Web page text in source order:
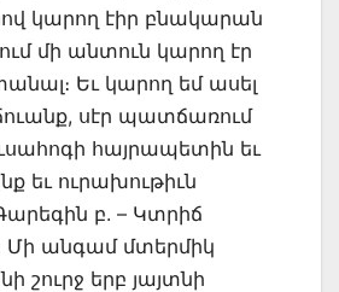
կարող էիր բնակարան
մի անտուն կարող էր
Եւ կարող եմ ասել
սէր պատճառում
հայրապետին եւ
եւ ուրախութիւն
բ. – Կտրիճ
Մի անգամ մտերմիկ
շուրջ երբ յայտնի